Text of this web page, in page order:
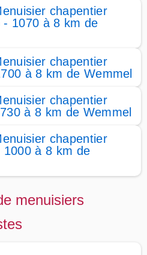
chapentier
- 1070 à 8 km de
chapentier
à 8 km de Wemmel
chapentier
à 8 km de Wemmel
chapentier
à 8 km de
menuisiers